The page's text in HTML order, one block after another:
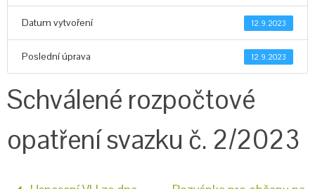
Datum vytvoření 12.9.2023
Poslední úprava 12.9.2023
Schválené rozpočtové
opatření svazku č. 2/2023